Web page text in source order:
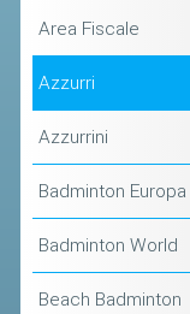
Area Fiscale
Azzurri
Azzurrini
Badminton Europa
Badminton World
Beach Badminton